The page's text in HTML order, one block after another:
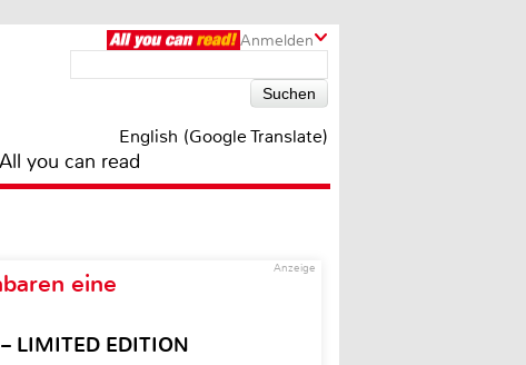
Anmelden
English (Google Translate)
All you can read
Anzeige
eine
LIMITED EDITION